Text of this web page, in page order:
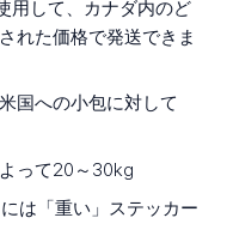
用して、カナダ内のど
れた価格で発送できま
国への小包に対して
って20～30kg
は「重い」ステッカー